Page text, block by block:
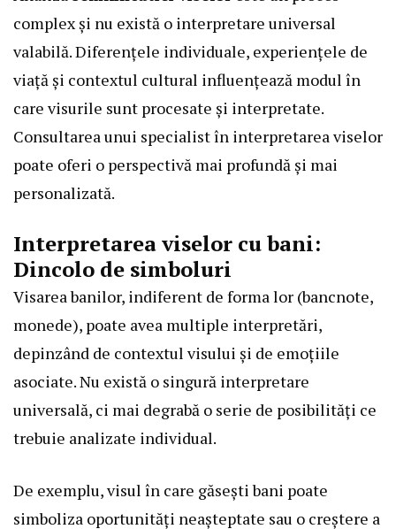
complex și nu există o interpretare universal
valabilă. Diferențele individuale, experiențele de
viață și contextul cultural influențează modul în
care visurile sunt procesate și interpretate.
Consultarea unui specialist în interpretarea viselor
poate oferi o perspectivă mai profundă și mai
personalizată.
Interpretarea viselor cu bani:
Dincolo de simboluri
Visarea banilor, indiferent de forma lor (bancnote,
monede), poate avea multiple interpretări,
depinzând de contextul visului și de emoțiile
asociate. Nu există o singură interpretare
universală, ci mai degrabă o serie de posibilități ce
trebuie analizate individual.
De exemplu, visul în care găsești bani poate
simboliza oportunități neașteptate sau o creștere a